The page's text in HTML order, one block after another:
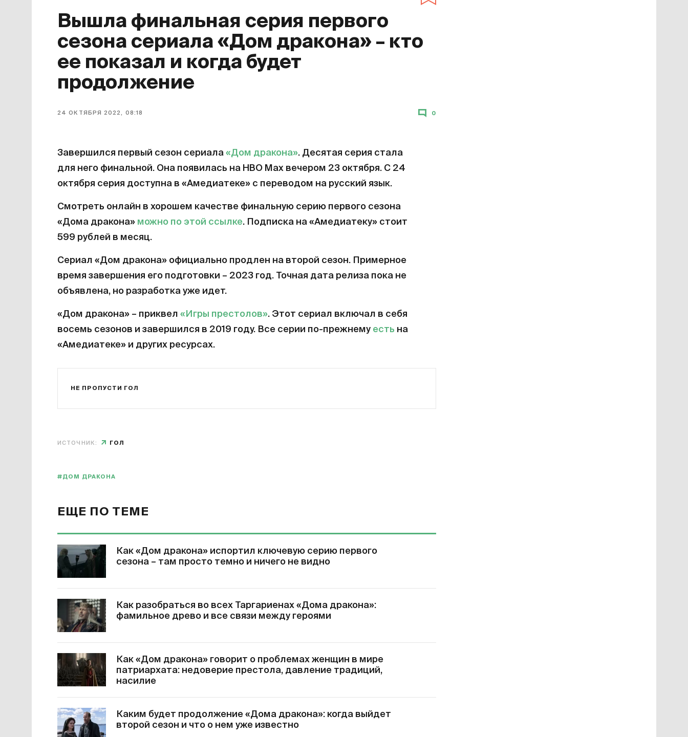
Вышла финальная серия первого
сезона сериала «Дом дракона» – кто
ее показал и когда будет
продолжение
24 ОКТЯБРЯ 2022, 08:18 0
Завершился первый сезон сериала «Дом дракона». Десятая серия стала
для него финальной. Она появилась на HBO Max вечером 23 октября. С 24
октября серия доступна в «Амедиатеке» с переводом на русский язык.
Смотреть онлайн в хорошем качестве финальную серию первого сезона
«Дома дракона» можно по этой ссылке. Подписка на «Амедиатеку» стоит
599 рублей в месяц.
Сериал «Дом дракона» официально продлен на второй сезон. Примерное
время завершения его подготовки – 2023 год. Точная дата релиза пока не
объявлена, но разработка уже идет.
«Дом дракона» – приквел «Игры престолов». Этот сериал включал в себя
восемь сезонов и завершился в 2019 году. Все серии по-прежнему есть на
«Амедиатеке» и других ресурсах.
НЕ ПРОПУСТИ ГОЛ
ИСТОЧНИК: ГОЛ
#ДОМ ДРАКОНА
ЕЩЕ ПО ТЕМЕ
Как «Дом дракона» испортил ключевую серию первого
сезона – там просто темно и ничего не видно
Как разобраться во всех Таргариенах «Дома дракона»:
фамильное древо и все связи между героями
Как «Дом дракона» говорит о проблемах женщин в мире
патриархата: недоверие престола, давление традиций,
насилие
Каким будет продолжение «Дома дракона»: когда выйдет
второй сезон и что о нем уже известно